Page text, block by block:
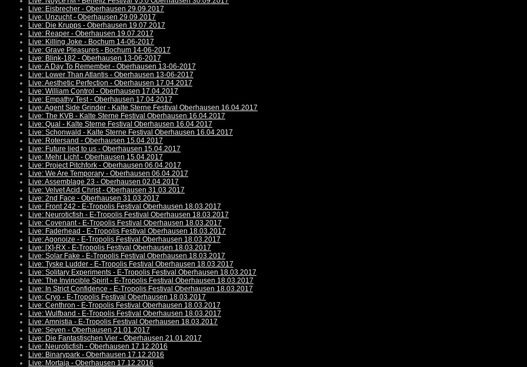
Live: Eisbrecher - Oberhausen 29.09.2017
Live: Unzucht - Oberhausen 29.09.2017
Live: Die Krupps - Oberhausen 19.07.2017
Live: Reaper - Oberhausen 19.07.2017
Live: Killing Joke - Bochum 14-06-2017
Live: Grave Pleasures - Bochum 14-06-2017
Live: Blink-182 - Oberhausen 13-06-2017
Live: A Day To Remember - Oberhausen 13-06-2017
Live: Lower Than Atlantis - Oberhausen 13-06-2017
Live: Aesthetic Perfection - Oberhausen 17.04.2017
Live: William Control - Oberhausen 17.04.2017
Live: Empathy Test - Oberhausen 17.04.2017
Live: Agent Side Grinder - Kalte Sterne Festival Oberhausen 16.04.2017
Live: The KVB - Kalte Sterne Festival Oberhausen 16.04.2017
Live: Qual - Kalte Sterne Festival Oberhausen 16.04.2017
Live: Schonwald - Kalte Sterne Festival Oberhausen 16.04.2017
Live: Rotersand - Oberhausen 15.04.2017
Live: Future lied to us - Oberhausen 15.04.2017
Live: Mehr Licht - Oberhausen 15.04.2017
Live: Project Pitchfork - Oberhausen 06.04.2017
Live: We Are Temporary - Oberhausen 06.04.2017
Live: Assemblage 23 - Oberhausen 02.04.2017
Live: Velvet Acid Christ - Oberhausen 31.03.2017
Live: 2nd Face - Oberhausen 31.03.2017
Live: Front 242 - E-Tropolis Festival Oberhausen 18.03.2017
Live: Neuroticfish - E-Tropolis Festival Oberhausen 18.03.2017
Live: Covenant - E-Tropolis Festival Oberhausen 18.03.2017
Live: Faderhead - E-Tropolis Festival Oberhausen 18.03.2017
Live: Agonoize - E-Tropolis Festival Oberhausen 18.03.2017
Live: [X]-RX - E-Tropolis Festival Oberhausen 18.03.2017
Live: Solar Fake - E-Tropolis Festival Oberhausen 18.03.2017
Live: Tyske Ludder - E-Tropolis Festival Oberhausen 18.03.2017
Live: Solitary Experiments - E-Tropolis Festival Oberhausen 18.03.2017
Live: The Invincible Spirit - E-Tropolis Festival Oberhausen 18.03.2017
Live: In Strict Confidence - E-Tropolis Festival Oberhausen 18.03.2017
Live: Cryo - E-Tropolis Festival Oberhausen 18.03.2017
Live: Centhron - E-Tropolis Festival Oberhausen 18.03.2017
Live: Wulfband - E-Tropolis Festival Oberhausen 18.03.2017
Live: Amnistia - E-Tropolis Festival Oberhausen 18.03.2017
Live: Seven - Oberhausen 21.01.2017
Live: Die Fantastischen Vier - Oberhausen 21.01.2017
Live: Neuroticfish - Oberhausen 17.12.2016
Live: Binarypark - Oberhausen 17.12.2016
Live: Mortaja - Oberhausen 17.12.2016